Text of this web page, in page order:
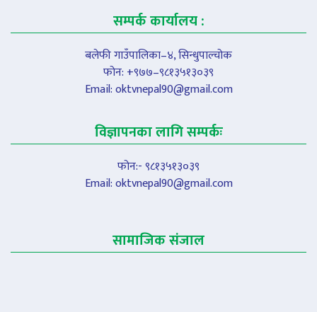
सम्पर्क कार्यालय :
बलेफी गाउँपालिका–४, सिन्धुपाल्चोक
फोन: +९७७–९८१३५१३०३९
Email:oktvnepal90@gmail.com
विज्ञापनका लागि सम्पर्कः
फोन:- ९८१३५१३०३९
Email:oktvnepal90@gmail.com
सामाजिक संजाल